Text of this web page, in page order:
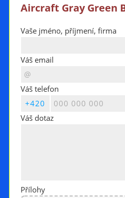
Aircraft Gray Green
Vaše jméno, příjmení, firma
Váš email
Váš telefon
Váš dotaz
Přílohy